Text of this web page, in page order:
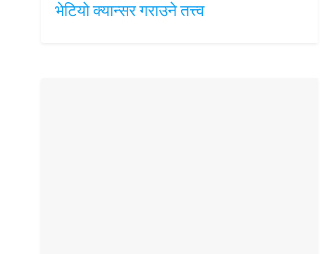
भेटियो क्यान्सर गराउने तत्त्व